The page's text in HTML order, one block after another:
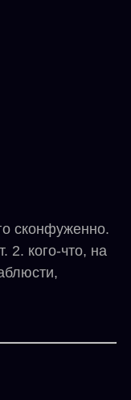
сконфуженно.
2. кого-что, на